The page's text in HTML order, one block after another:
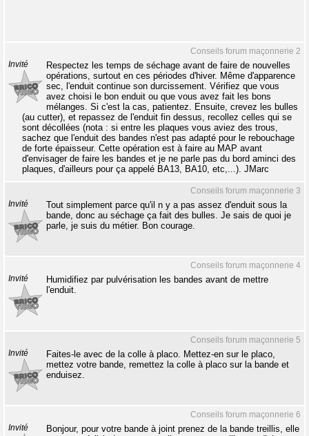
Conseils forum maçonnerie 2
Invité
Respectez les temps de séchage avant de faire de nouvelles
opérations, surtout en ces périodes d'hiver. Même d'apparence
sec, l'enduit continue son durcissement. Vérifiez que vous
avez choisi le bon enduit ou que vous avez fait les bons
mélanges. Si c'est la cas, patientez. Ensuite, crevez les bulles
(au cutter), et repassez de l'enduit fin dessus, recollez celles qui se
sont décollées (nota : si entre les plaques vous aviez des trous,
sachez que l'enduit des bandes n'est pas adapté pour le rebouchage
de forte épaisseur. Cette opération est à faire au MAP avant
d'envisager de faire les bandes et je ne parle pas du bord aminci des
plaques, d'ailleurs pour ça appelé BA13, BA10, etc,...). JMarc
Conseils forum maçonnerie 3
Invité
Tout simplement parce qu'il n y a pas assez d'enduit sous la
bande, donc au séchage ça fait des bulles. Je sais de quoi je
parle, je suis du métier. Bon courage.
Conseils forum maçonnerie 4
Invité
Humidifiez par pulvérisation les bandes avant de mettre
l'enduit.
Conseils forum maçonnerie 5
Invité
Faites-le avec de la colle à placo. Mettez-en sur le placo,
mettez votre bande, remettez la colle à placo sur la bande et
enduisez.
Conseils forum maçonnerie 6
Invité
Bonjour, pour votre bande à joint prenez de la bande treillis, elle